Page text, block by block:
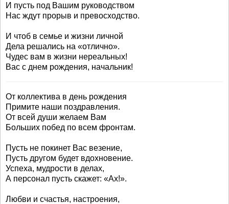
И пусть под Вашим руководством
Нас ждут прорыв и превосходство.
И чтоб в семье и жизни личной
Дела решались на «отлично».
Чудес вам в жизни нереальных!
Вас с днем рождения, начальник!
От коллектива в день рождения
Примите наши поздравления.
От всей души желаем Вам
Больших побед по всем фронтам.
Пусть не покинет Вас везение,
Пусть другом будет вдохновение.
Успеха, мудрости в делах,
А персонал пусть скажет: «Ах!».
Любви и счастья, настроения,